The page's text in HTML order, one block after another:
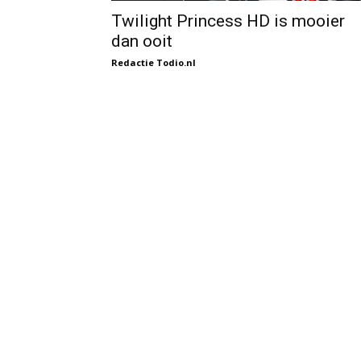
Twilight Princess HD is mooier
dan ooit
Redactie Todio.nl